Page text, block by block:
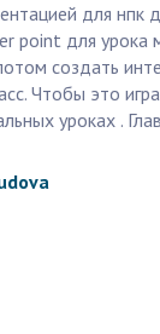
для нпк
point для урока
создать
Чтобы это
уроках .